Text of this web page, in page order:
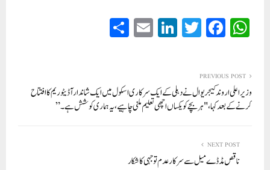
W
ha
A
pp
Fa
ce
ok
T
wi
r
Li
nk
In
E
m
PREVIOUS POST
وزیر اعلی اروند کیجریوال نے دہلی کے ایک سرکاری اسکول میں ایک شاندار آڈیٹوریم کا افتتاح
کرنے کے بعد کہا، "ہر بچے کو یکساں اچھی تعلیم ملنی چاہیے، یہ ہماری کوشش ہے۔”
NEXT POST
ناقص مڈ ڈے میل سے سرکار عدم توجہی کا شکار